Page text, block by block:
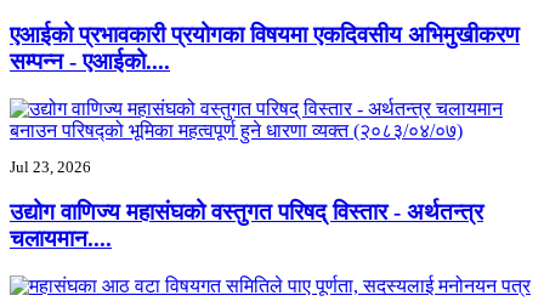
एआईको प्रभावकारी प्रयोगका विषयमा एकदिवसीय अभिमुखीकरण
सम्पन्न - एआईको....
Jul 23, 2026
उद्योग वाणिज्य महासंघको वस्तुगत परिषद् विस्तार - अर्थतन्त्र
चलायमान....